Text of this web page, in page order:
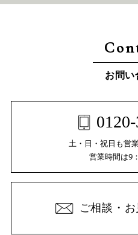
お問い
土・日・祝日も営
営業時間は9
ご相談・